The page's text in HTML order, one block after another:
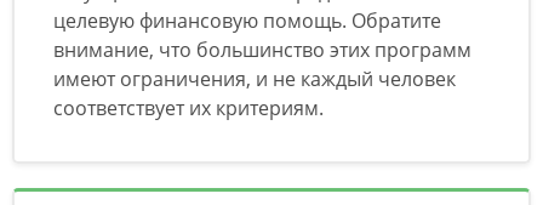
целевую финансовую помощь. Обратите
внимание, что большинство этих программ
имеют ограничения, и не каждый человек
соответствует их критериям.